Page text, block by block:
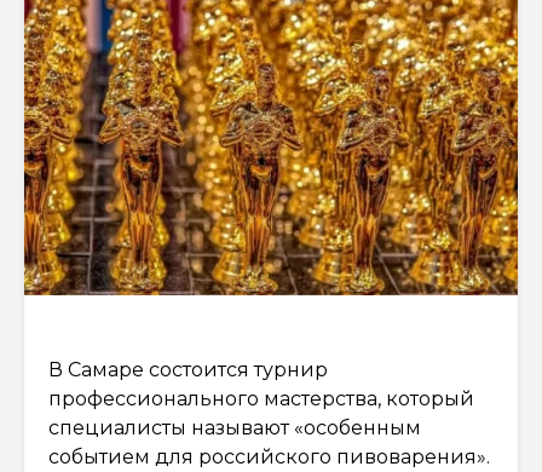
В Самаре состоится турнир
профессионального мастерства, который
специалисты называют «особенным
событием для российского пивоварения».